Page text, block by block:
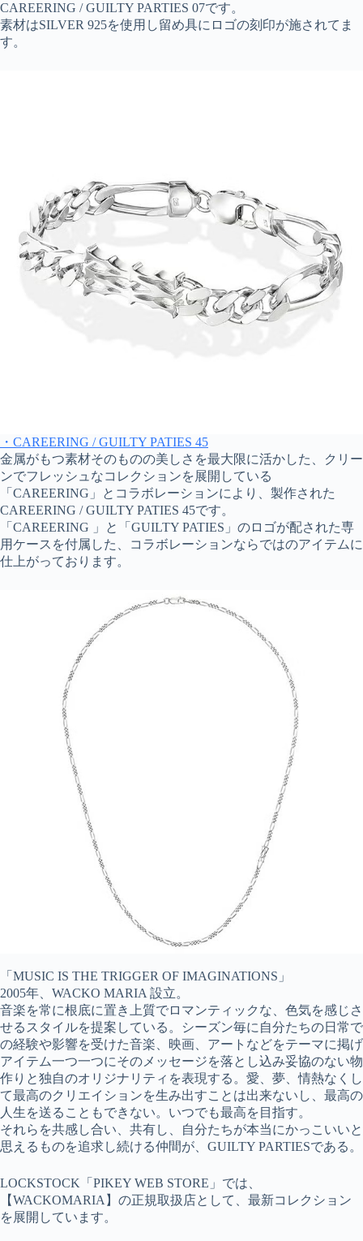
CAREERING / GUILTY PARTIES 07です。
素材はSILVER 925を使用し留め具にロゴの刻印が施されてま
す。
・CAREERING / GUILTY PATIES 45
金属がもつ素材そのものの美しさを最大限に活かした、クリー
ンでフレッシュなコレクションを展開している
「CAREERING」とコラボレーションにより、製作された
CAREERING / GUILTY PATIES 45です。
「CAREERING 」と「GUILTY PATIES」のロゴが配された専
用ケースを付属した、コラボレーションならではのアイテムに
仕上がっております。
「MUSIC IS THE TRIGGER OF IMAGINATIONS」
2005年、WACKO MARIA 設立。
音楽を常に根底に置き上質でロマンティックな、色気を感じさ
せるスタイルを提案している。シーズン毎に自分たちの日常で
の経験や影響を受けた音楽、映画、アートなどをテーマに掲げ
アイテム一つ一つにそのメッセージを落とし込み妥協のない物
作りと独自のオリジナリティを表現する。愛、夢、情熱なくし
て最高のクリエイションを生み出すことは出来ないし、最高の
人生を送ることもできない。いつでも最高を目指す。
それらを共感し合い、共有し、自分たちが本当にかっこいいと
思えるものを追求し続ける仲間が、GUILTY PARTIESである。
LOCKSTOCK「PIKEY WEB STORE」では、
【WACKOMARIA】の正規取扱店として、最新コレクション
を展開しています。